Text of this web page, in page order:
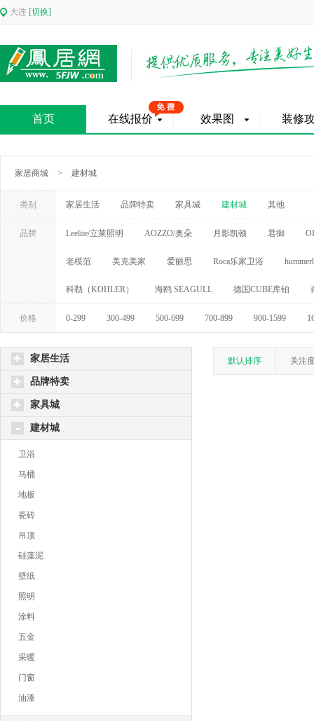
大连 [切换]
首页 在线报价 效果图 装修
家居商城 > 建材城
类别 家居生活 品牌特卖 家具城 建材城 其他
品牌 Leelite/立莱照明 AOZZO/奥朵 月影凯顿 君御
老模范 美克美家 爱丽思 Roca乐家卫浴
科勒（KOHLER） 海鸥 SEAGULL 德国CUBE库铂
价格 0-299 300-499 500-699 700-899 900-1599
家居生活
品牌特卖
家具城
建材城
卫浴
马桶
地板
瓷砖
吊顶
硅藻泥
壁纸
照明
涂料
五金
采暖
门窗
油漆
默认排序 关注